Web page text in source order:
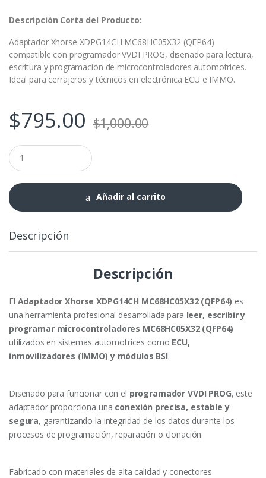
Descripción Corta del Producto:
Adaptador Xhorse XDPG14CH MC68HC05X32 (QFP64)
compatible con programador VVDI PROG, diseñado para lectura,
escritura y programación de microcontroladores automotrices.
Ideal para cerrajeros y técnicos en electrónica ECU e IMMO.
$795.00 $1,000.00
Adaptador
Xhorse
XDPG14CH
MC68HC05X32
(QFP64)
para
VVDI
–
Programación
Automotrices
cantidad
Añadir al carrito
Descripción
Descripción
El Adaptador Xhorse XDPG14CH MC68HC05X32 (QFP64) es
una herramienta profesional desarrollada para leer, escribir y
programar microcontroladores MC68HC05X32 (QFP64)
utilizados en sistemas automotrices como ECU,
inmovilizadores (IMMO) y módulos BSI.
Diseñado para funcionar con el programador VVDI PROG, este
adaptador proporciona una conexión precisa, estable y
segura, garantizando la integridad de los datos durante los
procesos de programación, reparación o clonación.
Fabricado con materiales de alta calidad y conectores